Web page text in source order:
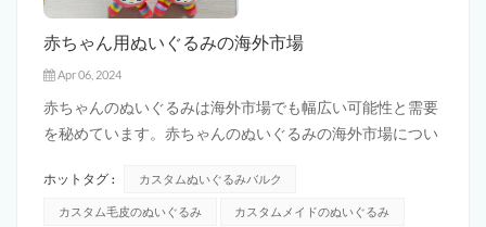
赤ちゃん用ぬいぐるみの海外市場
Apr 06, 2024
赤ちゃんのぬいぐるみは海外市場でも幅広い可能性と需要
を秘めています。赤ちゃんのぬいぐるみの海外市場につい
るみ 幼児や幼児に最も人気のあるおもちゃの 1 つです。安
全で快適な感触を提供し、赤ちゃんが感情的なつながりを
ホットタグ : カスタムぬいぐるみバルク
カスタム毛皮のぬいぐるみ カスタムメイドのぬいぐるみ